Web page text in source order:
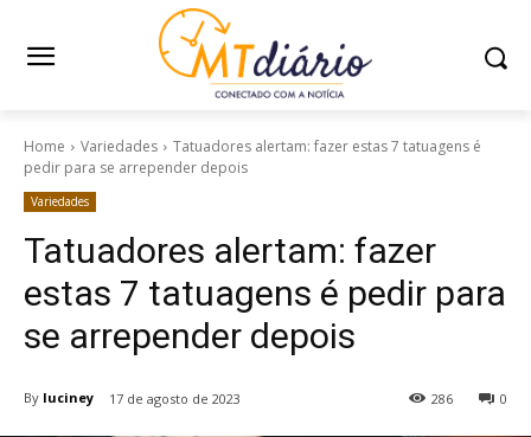
Home Variedades
Tatuadores alertam: fazer estas 7 tatuagens é
pedir para se arrepender depois
Variedades
Tatuadores alertam: fazer
estas 7 tatuagens é pedir para
se arrepender depois
By luciney 17 de agosto de 2023 0
286